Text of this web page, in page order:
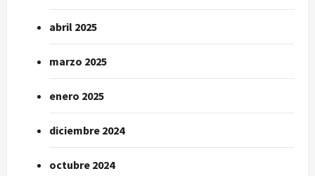
abril 2025
marzo 2025
enero 2025
diciembre 2024
octubre 2024